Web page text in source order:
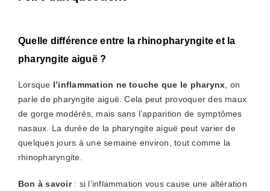
Quelle différence entre la rhinopharyngite et la
pharyngite aiguë ?
Lorsque l’inflammation ne touche que le pharynx, on
parle de pharyngite aiguë. Cela peut provoquer des maux
de gorge modérés, mais sans l’apparition de symptômes
nasaux. La durée de la pharyngite aiguë peut varier de
quelques jours à une semaine environ, tout comme la
rhinopharyngite.
Bon à savoir: si l’inflammation vous cause une altération